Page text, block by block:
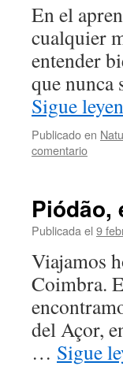
En el
cualquier
entender
que nunca
Sigue
Publicado en
comentario
Piódão,
Publicada el 9
Viajamos
Coimbra.
del Açor,
… Sigue